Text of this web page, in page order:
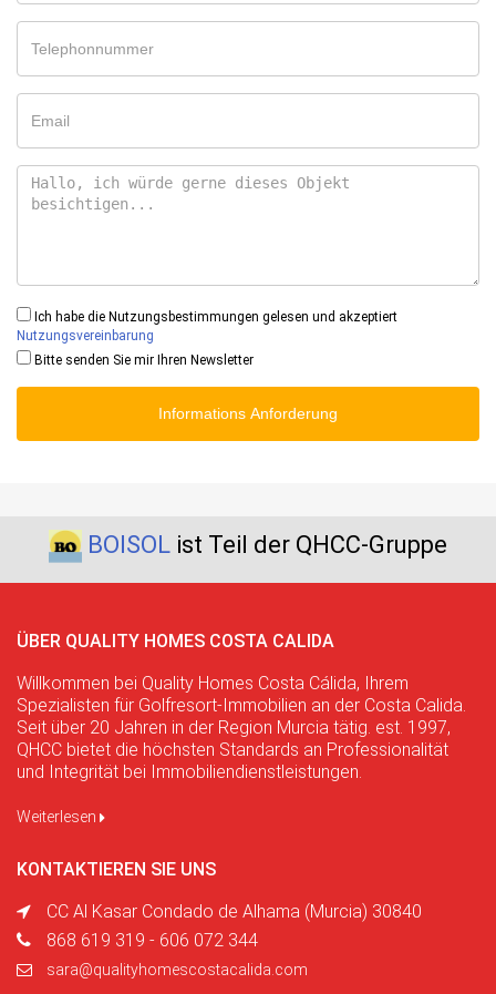
Ich habe die Nutzungsbestimmungen gelesen und akzeptiert
Nutzungsvereinbarung
Bitte senden Sie mir Ihren Newsletter
Informations Anforderung
BOISOL ist Teil der QHCC-Gruppe
ÜBER QUALITY HOMES COSTA CALIDA
Willkommen bei Quality Homes Costa Cálida, Ihrem
Spezialisten für Golfresort-Immobilien an der Costa Calida.
Seit über 20 Jahren in der Region Murcia tätig. est. 1997,
QHCC bietet die höchsten Standards an Professionalität
und Integrität bei Immobiliendienstleistungen.
Weiterlesen
KONTAKTIEREN SIE UNS
CC Al Kasar Condado de Alhama (Murcia) 30840
868 619 319 - 606 072 344
sara@qualityhomescostacalida.com